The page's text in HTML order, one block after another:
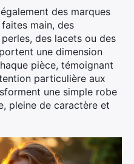
des marques
main, des
des lacets ou des
une dimension
pièce, témoignant
particulière aux
une simple robe
pleine de caractère et